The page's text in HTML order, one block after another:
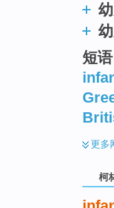
短语
更多
柯